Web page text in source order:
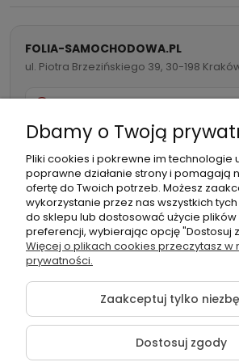
Precyzyjne końcówki umożliwiają pewne
odchylenie każdej uszczelki bez jej
uszczelek. SteelWrap Stick FLAT
również do podważania i dociskania folii
szczególnie w przypadku aplikacji folii
reklamowej czy folii termokurczliwych.
Ułatwia zakładanie i dopasowanie
dostępnych miejscach: pod listwami,
przy szybach.
Pomaga delikatnie odsunąć
czyszczenia i konserwacji, nie
odkształceń.
Znajduje zastosowanie także w
tam, gdzie ręczne narzędzia są zbyt
FOLIA-SAMOCHODOWA.PL
ul. Piotra Brzezińskiego 39, 30-198
732 082 998
info@folia-samochodowa.pl
Podmiot
odpowiedzialny:
Folia
Sp.k.
Dbamy o Twoją
Pliki cookies i pokrewne im technologie
poprawne działanie strony i pomagają
ofertę do Twoich potrzeb. Możesz
wykorzystanie przez nas wszystkich
do sklepu lub dostosować użycie
preferencji, wybierając opcję "Dostosuj
Więcej o plikach cookies przeczytasz w
prywatności.
Zaakceptuj tylko
Dostosuj zgody